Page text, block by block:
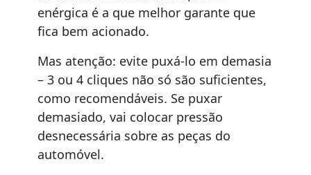
enérgica é a que melhor garante que
fica bem acionado.
Mas atenção: evite puxá-lo em demasia
– 3 ou 4 cliques não só são suficientes,
como recomendáveis. Se puxar
demasiado, vai colocar pressão
desnecessária sobre as peças do
automóvel.